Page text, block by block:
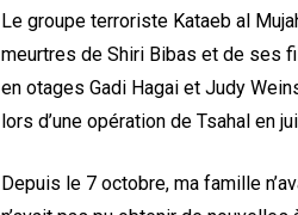
Le groupe terroriste Kataeb al
meurtres de Shiri Bibas et de ses
en otages Gadi Hagai et Judy
lors d’une opération de Tsahal en
Depuis le 7 octobre, ma famille